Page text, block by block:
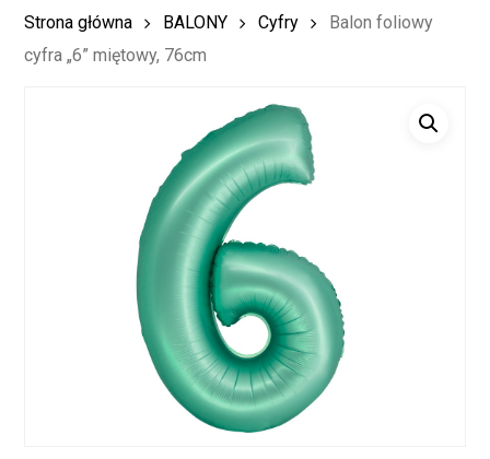
Strona główna BALONY Cyfry
Balon foliowy
cyfra „6” miętowy, 76cm